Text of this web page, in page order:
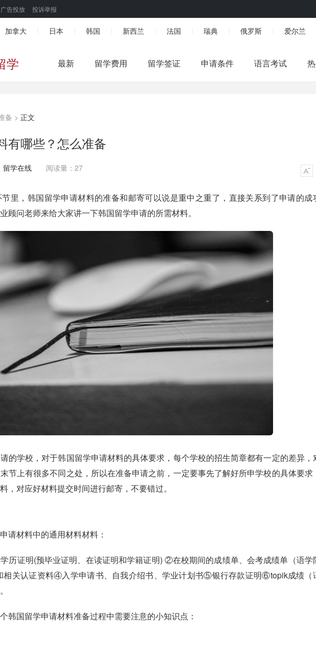
广告投放 投诉举报
加拿大 日本 韩国 新西兰 法国 瑞典 俄罗斯 爱尔兰
学 最新 留学费用 留学签证 申请条件 语言考试
备 > 正文
有哪些？怎么准备
留学在线 阅读量：27
里，韩国留学申请材料的准备和邮寄可以说是重中之重了，直接关系到了申请的成
顾问老师来给大家讲一下韩国留学申请的所需材料。
的学校，对于韩国留学申请材料的具体要求，每个学校的招生简章都有一定的差异，
节上有很多不同之处，所以在准备申请之前，一定要事先了解好所申学校的具体要求
，对应好材料提交时间进行邮寄，不要错过。
请材料中的通用材料材料：
历证明(预毕业证明、在读证明和学籍证明) ②在校期间的成绩单、会考成绩单（语学
关认证资料④入学申请书、自我介绍书、学业计划书⑤银行存款证明⑥topik成绩（
韩国留学申请材料准备过程中需要注意的小知识点：